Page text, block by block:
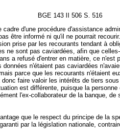
BGE 143 II 506 S. 516
d'une procédure d'assistance
être informé ni qu'il ne pourrait
prise par les recourants tendant à
ne sont pas caviardées, afin que
a refusé d'entrer en matière, ce n'est
données n'étaient pas caviardées
parce que les recourants n'étaient
faire valoir les intérêts de tiers
est différente, puisque la
l'ex-collaborateur de la banque, de
que le respect du principe de la
par la législation nationale,